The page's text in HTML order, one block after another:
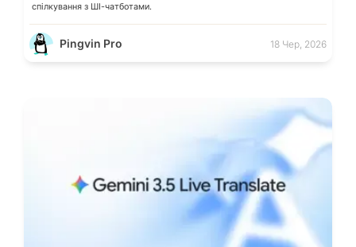
спілкування з ШІ-чатботами.
Pingvin Pro 18 Чер, 2026